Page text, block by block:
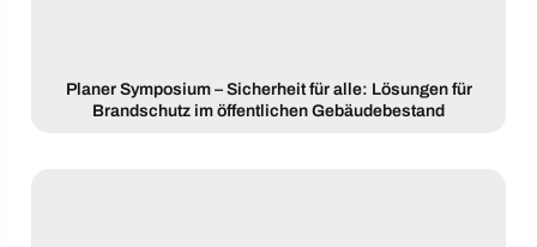
Planer Symposium – Sicherheit für alle: Lösungen für
Brandschutz im öffentlichen Gebäudebestand